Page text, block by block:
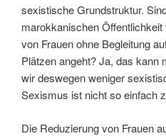
sexistische Grundstruktur.
marokkanischen
von Frauen ohne Begleitung
Plätzen angeht? Ja, das kann
wir deswegen weniger
Sexismus ist nicht so einfach
Die Reduzierung von Frauen